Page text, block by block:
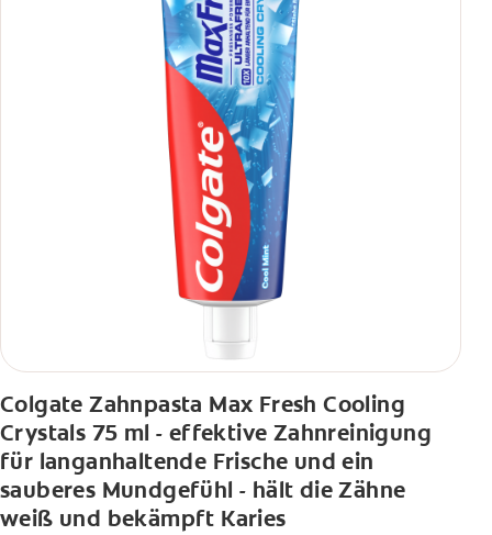
Colgate Zahnpasta Max Fresh Cooling
Crystals 75 ml - effektive Zahnreinigung
für langanhaltende Frische und ein
sauberes Mundgefühl - hält die Zähne
weiß und bekämpft Karies